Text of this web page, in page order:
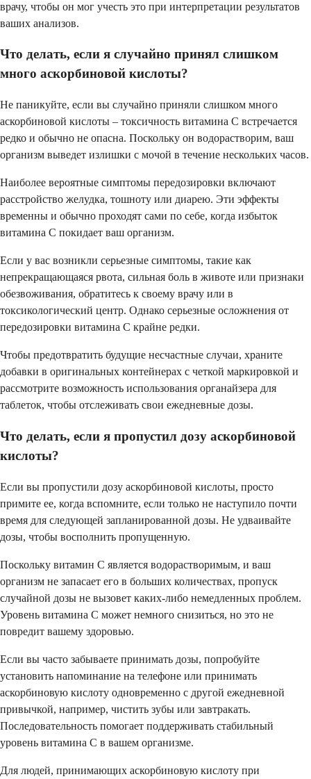
врачу, чтобы он мог учесть это при интерпретации результатов
ваших анализов.
Что делать, если я случайно принял слишком
много аскорбиновой кислоты?
Не паникуйте, если вы случайно приняли слишком много
аскорбиновой кислоты – токсичность витамина C встречается
редко и обычно не опасна. Поскольку он водорастворим, ваш
организм выведет излишки с мочой в течение нескольких часов.
Наиболее вероятные симптомы передозировки включают
расстройство желудка, тошноту или диарею. Эти эффекты
временны и обычно проходят сами по себе, когда избыток
витамина C покидает ваш организм.
Если у вас возникли серьезные симптомы, такие как
непрекращающаяся рвота, сильная боль в животе или признаки
обезвоживания, обратитесь к своему врачу или в
токсикологический центр. Однако серьезные осложнения от
передозировки витамина C крайне редки.
Чтобы предотвратить будущие несчастные случаи, храните
добавки в оригинальных контейнерах с четкой маркировкой и
рассмотрите возможность использования органайзера для
таблеток, чтобы отслеживать свои ежедневные дозы.
Что делать, если я пропустил дозу аскорбиновой
кислоты?
Если вы пропустили дозу аскорбиновой кислоты, просто
примите ее, когда вспомните, если только не наступило почти
время для следующей запланированной дозы. Не удваивайте
дозы, чтобы восполнить пропущенную.
Поскольку витамин C является водорастворимым, и ваш
организм не запасает его в больших количествах, пропуск
случайной дозы не вызовет каких-либо немедленных проблем.
Уровень витамина C может немного снизиться, но это не
повредит вашему здоровью.
Если вы часто забываете принимать дозы, попробуйте
установить напоминание на телефоне или принимать
аскорбиновую кислоту одновременно с другой ежедневной
привычкой, например, чистить зубы или завтракать.
Последовательность помогает поддерживать стабильный
уровень витамина C в вашем организме.
Для людей, принимающих аскорбиновую кислоту при